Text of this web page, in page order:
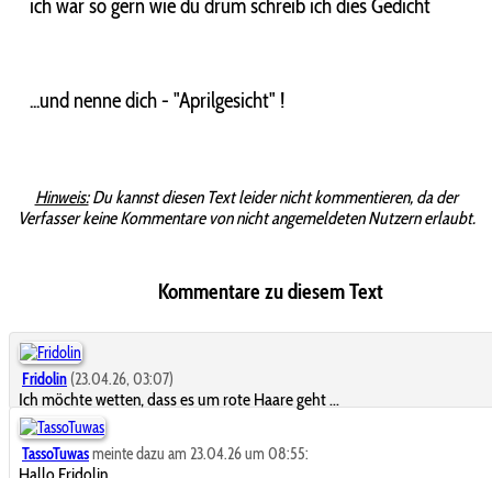
ich wär so gern wie du drum schreib ich dies Gedicht
...und nenne dich - "Aprilgesicht" !
Hinweis:Du kannst diesen Text leider nicht kommentieren, da der
Verfasser keine Kommentare von nicht angemeldeten Nutzern erlaubt.
Kommentare zu diesem Text
Fridolin (23.04.26, 03:07)
Ich möchte wetten, dass es um rote Haare geht ...
TassoTuwasmeinte dazu am 23.04.26 um 08:55: